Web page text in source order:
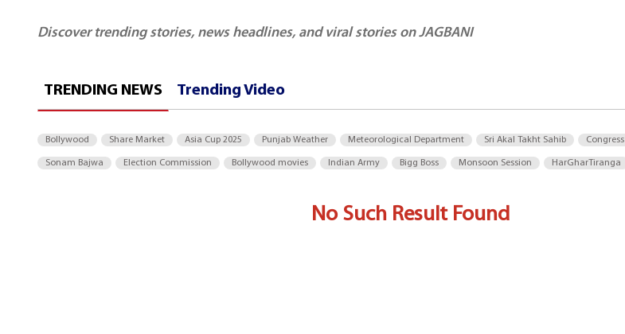
Discover trending stories, news headlines, and viral stories on JAGBANI
TRENDING NEWS Trending Video
Bollywood Share Market Asia Cup 2025 Punjab Weather Meteorological Department Sri Akal Takht Sahib Congress
Sonam Bajwa Election Commission Bollywood movies Indian Army Bigg Boss Monsoon Session HarGharTiranga
No Such Result Found